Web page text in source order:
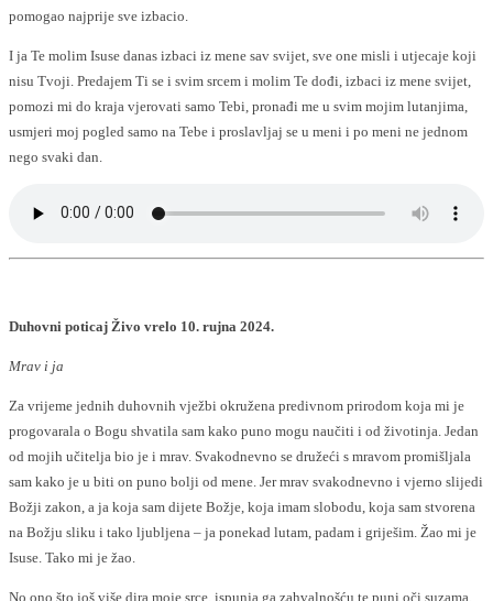
pomogao najprije sve izbacio.
I ja Te molim Isuse danas izbaci iz mene sav svijet, sve one misli i utjecaje koji
nisu Tvoji. Predajem Ti se i svim srcem i molim Te dođi, izbaci iz mene svijet,
pomozi mi do kraja vjerovati samo Tebi, pronađi me u svim mojim lutanjima,
usmjeri moj pogled samo na Tebe i proslavljaj se u meni i po meni ne jednom
nego svaki dan.
Duhovni poticaj Živo vrelo 10. rujna 2024.
Mrav i ja
Za vrijeme jednih duhovnih vježbi okružena predivnom prirodom koja mi je
progovarala o Bogu shvatila sam kako puno mogu naučiti i od životinja. Jedan
od mojih učitelja bio je i mrav. Svakodnevno se družeći s mravom promišljala
sam kako je u biti on puno bolji od mene. Jer mrav svakodnevno i vjerno slijedi
Božji zakon, a ja koja sam dijete Božje, koja imam slobodu, koja sam stvorena
na Božju sliku i tako ljubljena – ja ponekad lutam, padam i griješim. Žao mi je
Isuse. Tako mi je žao.
No ono što još više dira moje srce, ispunja ga zahvalnošću te puni oči suzama,